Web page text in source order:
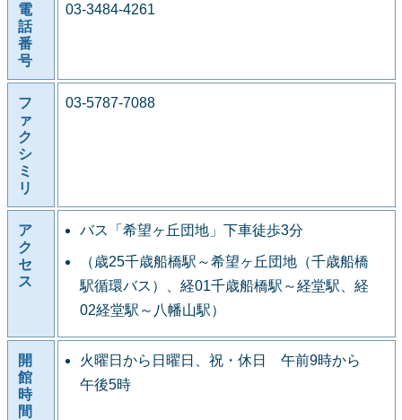
電
話
番
号
03-3484-4261
フ
ァ
ク
シ
ミ
リ
03-5787-7088
ア
ク
セ
ス
バス「希望ヶ丘団地」下車徒歩3分
（歳25千歳船橋駅～希望ヶ丘団地（千歳船橋
駅循環バス）、経01千歳船橋駅～経堂駅、経
02経堂駅～八幡山駅）
開
館
時
間
火曜日から日曜日、祝・休日 午前9時から
午後5時